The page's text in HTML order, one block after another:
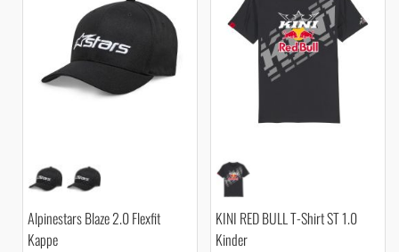
Alpinestars Blaze 2.0 Flexfit
Kappe
KINI RED BULL T-Shirt ST 1.0
Kinder